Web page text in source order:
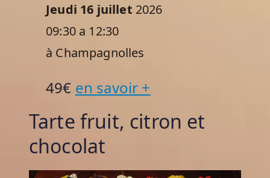
Jeudi 16 juillet 2026
09:30 a 12:30
à Champagnolles
49€ en savoir +
Tarte fruit, citron et
chocolat